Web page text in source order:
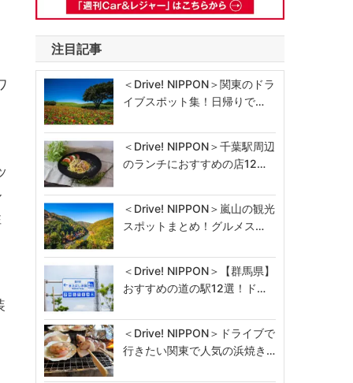
注目記事
＜Drive! NIPPON＞関東のドラ
イブスポット集！日帰りで…
＜Drive! NIPPON＞千葉駅周辺
のランチにおすすめの店12…
＜Drive! NIPPON＞嵐山の観光
スポットまとめ！グルメス…
＜Drive! NIPPON＞【群馬県】
おすすめの道の駅12選！ド…
＜Drive! NIPPON＞ドライブで
行きたい関東で人気の浜焼き…